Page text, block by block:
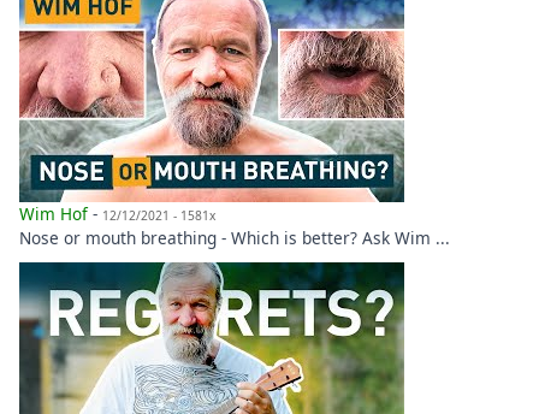
Wim Hof- 12/12/2021 - 1581x
Nose or mouth breathing - Which is better? Ask Wim ...